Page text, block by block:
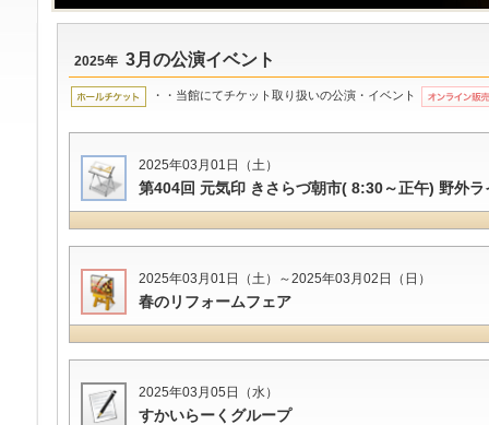
2025年 3月の公演イベント
・・当館にてチケット取り扱いの公演・イベント
2025年03月01日（土）
第404回 元気印 きさらづ朝市( 8:30～正午) 野外
2025年03月01日（土）～2025年03月02日（日）
春のリフォームフェア
2025年03月05日（水）
すかいらーくグループ